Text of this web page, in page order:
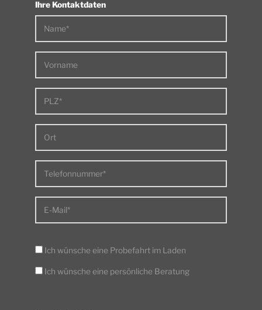
Ihre Kontaktdaten
Name*
Vorname
PLZ*
Ort
Telefonnummer*
E-Mail*
Ich wünsche eine Probefahrt im Laden
Ich wünsche eine persönliche Beratung